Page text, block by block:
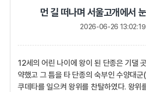
먼 길 떠나며 서울고개에서
12세의 어린 나이에 왕이 된 단종은 기댈
약했고 그 틈을 타 단종의 숙부인 수양대
쿠데타를 일으켜 왕위를 찬탈하였다. 왕위
2026-06-26 13:02:19